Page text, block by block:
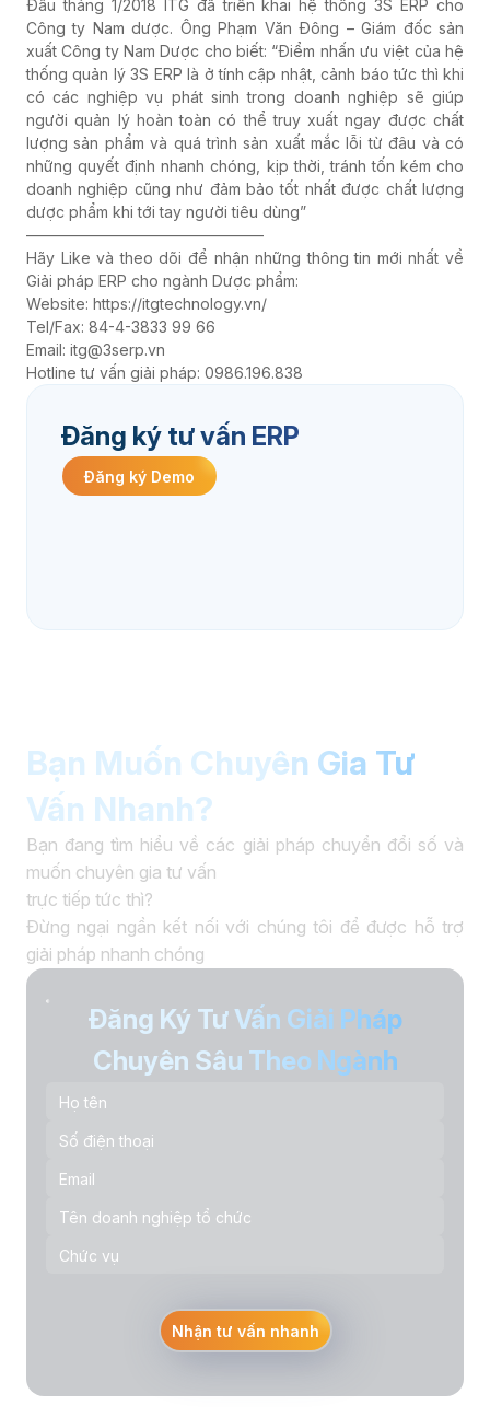
Đầu tháng 1/2018 ITG đã triển khai hệ thống 3S ERP cho
Công ty Nam dược. Ông Phạm Văn Đông – Giám đốc sản
xuất Công ty Nam Dược cho biết: “Điểm nhấn ưu việt của hệ
thống quản lý 3S ERP là ở tính cập nhật, cảnh báo tức thì khi
có các nghiệp vụ phát sinh trong doanh nghiệp sẽ giúp
người quản lý hoàn toàn có thể truy xuất ngay được chất
lượng sản phẩm và quá trình sản xuất mắc lỗi từ đâu và có
những quyết định nhanh chóng, kịp thời, tránh tốn kém cho
doanh nghiệp cũng như đảm bảo tốt nhất được chất lượng
dược phẩm khi tới tay người tiêu dùng”
———————————————–
Hãy Like và theo dõi để nhận những thông tin mới nhất về
Giải pháp ERP cho ngành Dược phẩm:
Website: https://itgtechnology.vn/
Tel/Fax: 84-4-3833 99 66
Email: itg@3serp.vn
Hotline tư vấn giải pháp: 0986.196.838
Đăng ký tư vấn ERP
Đăng ký Demo
Bạn Muốn Chuyên Gia Tư
Vấn Nhanh?
Bạn đang tìm hiểu về các giải pháp chuyển đổi số và
muốn chuyên gia tư vấn
trực tiếp tức thì?
Đừng ngại ngần kết nối với chúng tôi để được hỗ trợ
giải pháp nhanh chóng
Đăng Ký Tư Vấn Giải Pháp
Chuyên Sâu Theo Ngành
Nhận tư vấn nhanh